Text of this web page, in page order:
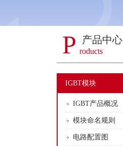
P 产品中心
roducts
IGBT模块
IGBT产品概况
模块命名规则
电路配置图